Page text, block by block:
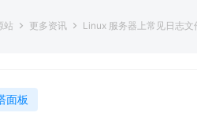
站 更多资讯 Linux 服务器上常见日志文
面板